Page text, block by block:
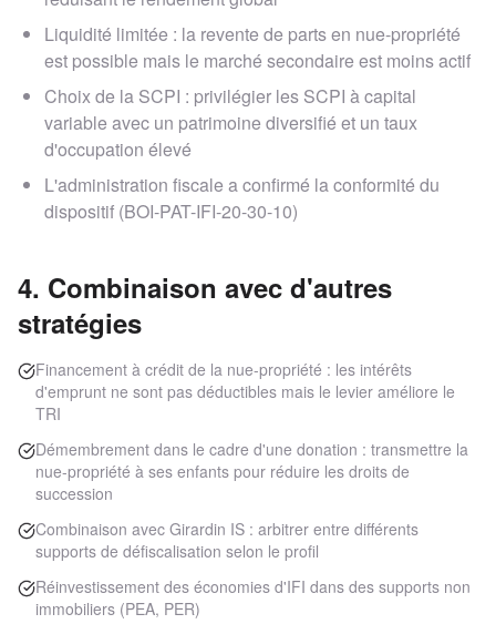
Liquidité limitée : la revente de parts en nue-propriété
est possible mais le marché secondaire est moins actif
Choix de la SCPI : privilégier les SCPI à capital
variable avec un patrimoine diversifié et un taux
d'occupation élevé
L'administration fiscale a confirmé la conformité du
dispositif (BOI-PAT-IFI-20-30-10)
4. Combinaison avec d'autres
stratégies
Financement à crédit de la nue-propriété : les intérêts
d'emprunt ne sont pas déductibles mais le levier améliore le
TRI
Démembrement dans le cadre d'une donation : transmettre la
nue-propriété à ses enfants pour réduire les droits de
succession
Combinaison avec Girardin IS : arbitrer entre différents
supports de défiscalisation selon le profil
Réinvestissement des économies d'IFI dans des supports non
immobiliers (PEA, PER)